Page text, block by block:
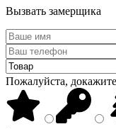
Вызвать замерщика
Пожалуйста,